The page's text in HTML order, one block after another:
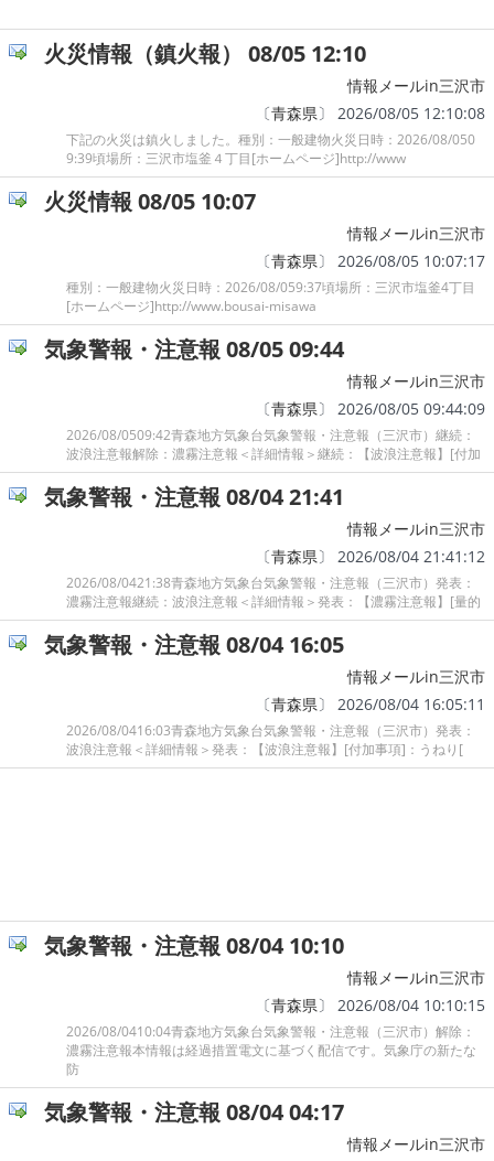
火災情報（鎮火報） 08/05 12:10
情報メールin三沢市
〔青森県〕 2026/08/05 12:10:08
下記の火災は鎮火しました。種別：一般建物火災日時：2026/08/050
9:39頃場所：三沢市塩釜４丁目[ホームページ]http://www
火災情報 08/05 10:07
情報メールin三沢市
〔青森県〕 2026/08/05 10:07:17
種別：一般建物火災日時：2026/08/059:37頃場所：三沢市塩釜4丁目
[ホームページ]http://www.bousai-misawa
気象警報・注意報 08/05 09:44
情報メールin三沢市
〔青森県〕 2026/08/05 09:44:09
2026/08/0509:42青森地方気象台気象警報・注意報（三沢市）継続：
波浪注意報解除：濃霧注意報＜詳細情報＞継続：【波浪注意報】[付加
気象警報・注意報 08/04 21:41
情報メールin三沢市
〔青森県〕 2026/08/04 21:41:12
2026/08/0421:38青森地方気象台気象警報・注意報（三沢市）発表：
濃霧注意報継続：波浪注意報＜詳細情報＞発表：【濃霧注意報】[量的
気象警報・注意報 08/04 16:05
情報メールin三沢市
〔青森県〕 2026/08/04 16:05:11
2026/08/0416:03青森地方気象台気象警報・注意報（三沢市）発表：
波浪注意報＜詳細情報＞発表：【波浪注意報】[付加事項]：うねり[
気象警報・注意報 08/04 10:10
情報メールin三沢市
〔青森県〕 2026/08/04 10:10:15
2026/08/0410:04青森地方気象台気象警報・注意報（三沢市）解除：
濃霧注意報本情報は経過措置電文に基づく配信です。気象庁の新たな
防
気象警報・注意報 08/04 04:17
情報メールin三沢市